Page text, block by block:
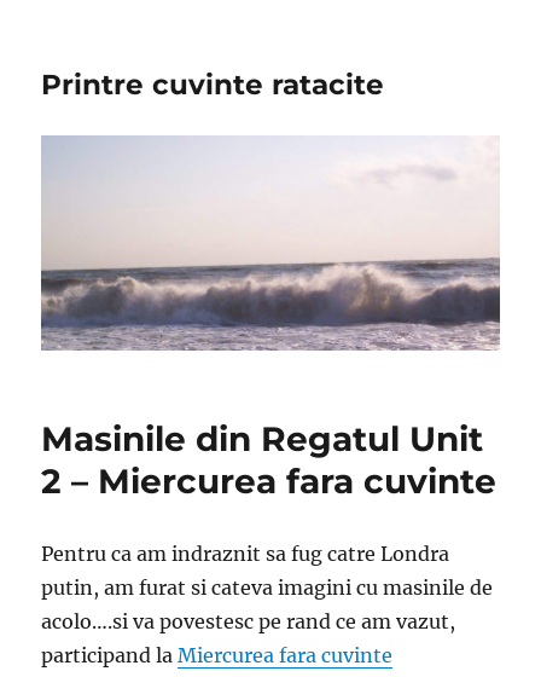
Printre cuvinte ratacite
Masinile din Regatul Unit
2 – Miercurea fara cuvinte
Pentru ca am indraznit sa fug catre Londra
putin, am furat si cateva imagini cu masinile de
acolo….si va povestesc pe rand ce am vazut,
participand laMiercurea fara cuvinte